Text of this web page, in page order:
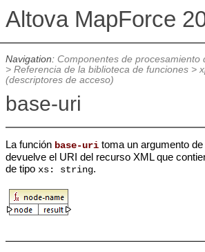
Navigation: Componentes de procesamiento
> Referencia de la biblioteca de funciones>
(descriptores de acceso)
base-uri
La función base-uritoma un argumento
devuelve el URI del recurso XML que
de tipo xs: string.